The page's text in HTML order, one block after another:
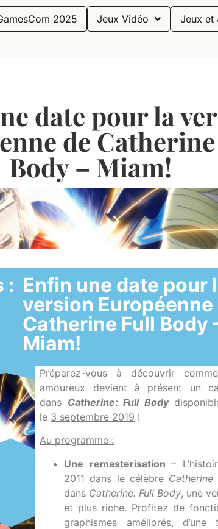
2025 Jeux Vidéo Jeux et
date pour la
de
Body – Miam!
: Enfin une date pour
version Européenne
Catherine Full Body
Miam!
Préparez-vous à découvrir
amoureux devient à présent un
dans Catherine: Full Body
le 3 septembre 2019 !
Au programme :
Une remasterisation–
2011 dans le célèbre Catherine
dans Catherine: Full Body, une
et plus riche. Profitez de
graphismes améliorés, d’une